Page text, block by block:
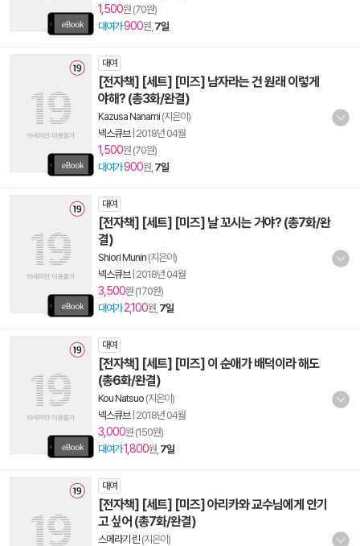
1,500원 (70원)
대여가900원, 7일
대여
[전자책] [세트] [미즈] 남자라는 건 원래 이렇게
야해? (총3화/완결)
Kazusa Nanami (지은이)
넥스큐브| 2018년 04월
1,500원 (70원)
대여가900원, 7일
대여
[전자책] [세트] [미즈] 날 꼬시는 거야? (총7화/완
결)
Shiori Munin (지은이)
넥스큐브| 2018년 04월
3,500원 (170원)
대여가 2,100원, 7일
대여
[전자책] [세트] [미즈] 이 순애가 배덕이라 해도
(총6화/완결)
Kou Natsuo (지은이)
넥스큐브| 2018년 04월
3,000원 (150원)
대여가1,800원, 7일
대여
[전자책] [세트] [미즈] 아리카와 교수님에게 안기
고 싶어 (총7화/완결)
스메라기 린 (지은이)